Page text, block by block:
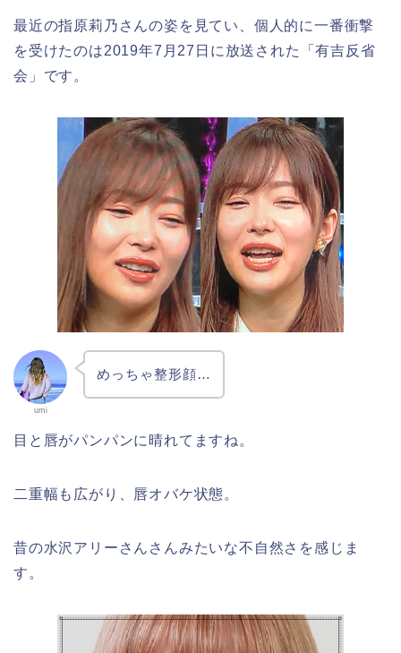
最近の指原莉乃さんの姿を見てい、個人的に一番衝撃
を受けたのは2019年7月27日に放送された「有吉反省
会」です。
umi
めっちゃ整形顔…
目と唇がパンパンに晴れてますね。
二重幅も広がり、唇オバケ状態。
昔の水沢アリーさんさんみたいな不自然さを感じま
す。